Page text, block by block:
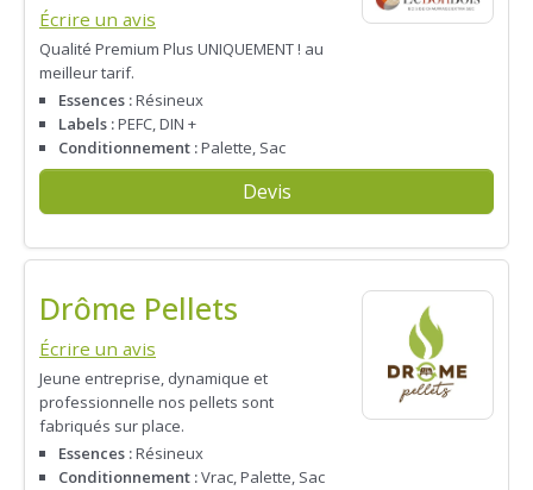
Écrire un avis
Qualité Premium Plus UNIQUEMENT ! au
meilleur tarif.
Essences :Résineux
Labels :PEFC, DIN +
Conditionnement :Palette, Sac
Devis
Drôme Pellets
Écrire un avis
Jeune entreprise, dynamique et
professionnelle nos pellets sont
fabriqués sur place.
Essences :Résineux
Conditionnement :Vrac, Palette, Sac